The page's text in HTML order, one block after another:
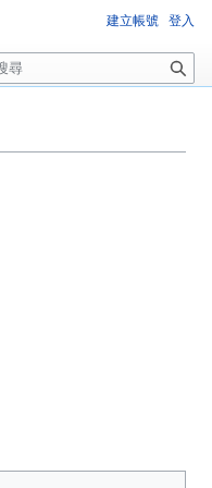
建立帳號 登入